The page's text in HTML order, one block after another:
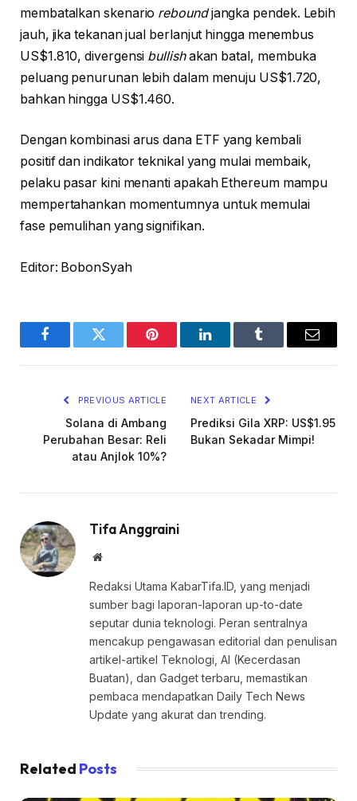
membatalkan skenario reboundjangka pendek. Lebih
jauh, jika tekanan jual berlanjut hingga menembus
US$1.810, divergensi bullishakan batal, membuka
peluang penurunan lebih dalam menuju US$1.720,
bahkan hingga US$1.460.
Dengan kombinasi arus dana ETF yang kembali
positif dan indikator teknikal yang mulai membaik,
pelaku pasar kini menanti apakah Ethereum mampu
mempertahankan momentumnya untuk memulai
fase pemulihan yang signifikan.
Editor: BobonSyah
FacebookTwitter Pinterest LinkedInTumblr Email
PREVIOUS ARTICLE
Solana di Ambang
Perubahan Besar: Reli
atau Anjlok 10%?
NEXT ARTICLE
Prediksi Gila XRP: US$1.95
Bukan Sekadar Mimpi!
Tifa Anggraini
Website
Redaksi Utama KabarTifa.ID, yang menjadi
sumber bagi laporan-laporan up-to-date
seputar dunia teknologi. Peran sentralnya
mencakup pengawasan editorial dan penulisan
artikel-artikel Teknologi, AI (Kecerdasan
Buatan), dan Gadget terbaru, memastikan
pembaca mendapatkan Daily Tech News
Update yang akurat dan trending.
Related Posts